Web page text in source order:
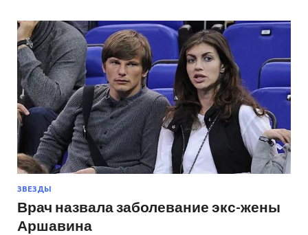
ЗВЕЗДЫ
Врач назвала заболевание экс-жены
Аршавина